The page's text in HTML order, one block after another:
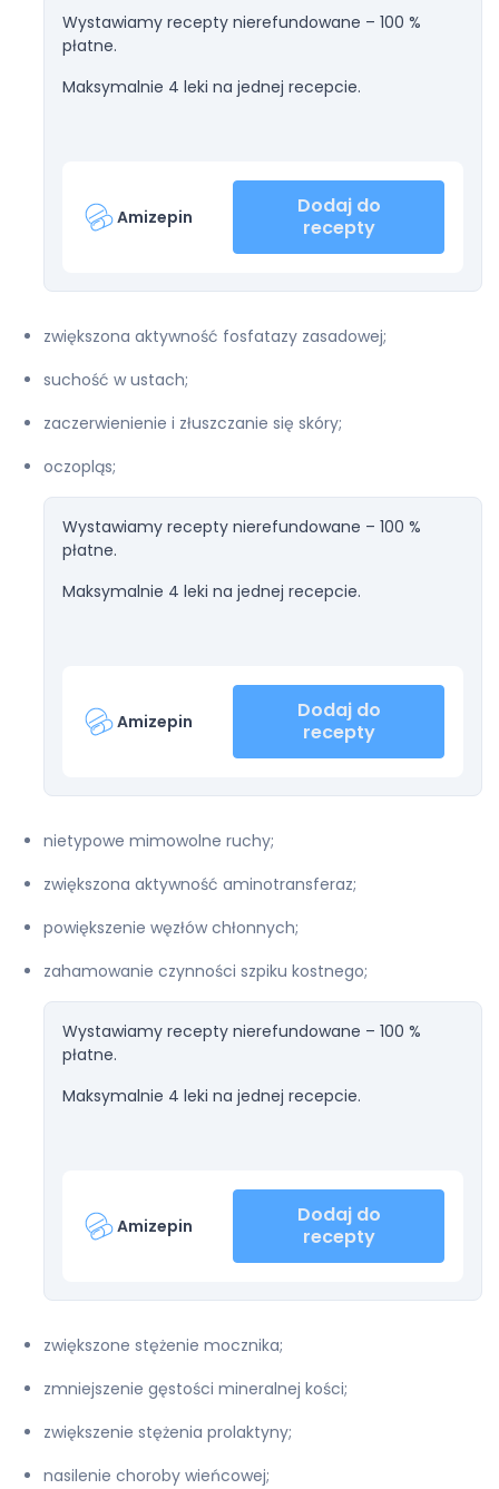
Wystawiamy recepty nierefundowane – 100 %
płatne.
Maksymalnie 4 leki na jednej recepcie.
Amizepin
Dodaj do
recepty
zwiększona aktywność fosfatazy zasadowej;
suchość w ustach;
zaczerwienienie i złuszczanie się skóry;
oczopląs;
Wystawiamy recepty nierefundowane – 100 %
płatne.
Maksymalnie 4 leki na jednej recepcie.
Amizepin
Dodaj do
recepty
nietypowe mimowolne ruchy;
zwiększona aktywność aminotransferaz;
powiększenie węzłów chłonnych;
zahamowanie czynności szpiku kostnego;
Wystawiamy recepty nierefundowane – 100 %
płatne.
Maksymalnie 4 leki na jednej recepcie.
Amizepin
Dodaj do
recepty
zwiększone stężenie mocznika;
zmniejszenie gęstości mineralnej kości;
zwiększenie stężenia prolaktyny;
nasilenie choroby wieńcowej;